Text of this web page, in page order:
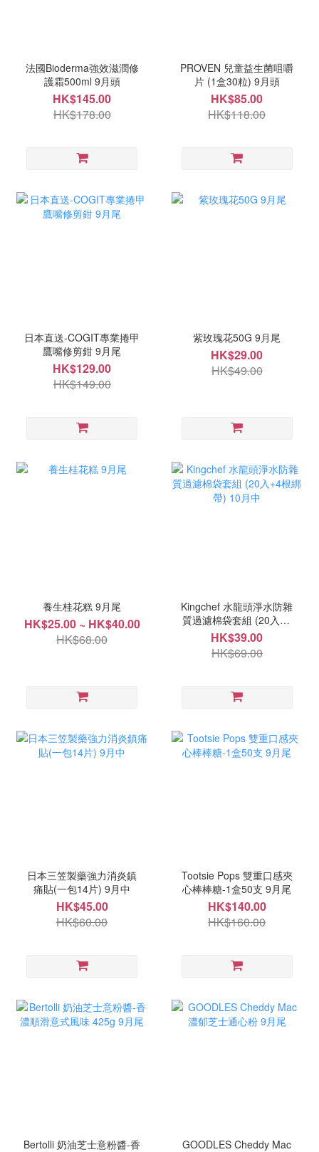
法國Bioderma強效滋潤修
護霜500ml 9月頭
HK$145.00
HK$178.00
PROVEN 兒童益生菌咀嚼
片 (1盒30粒) 9月頭
HK$85.00
HK$118.00
日本直送-COGIT專業捲甲
鷹嘴修剪鉗 9月尾
HK$129.00
HK$149.00
紫玫瑰花50G 9月尾
HK$29.00
HK$49.00
養生桂花糕 9月尾
HK$25.00 ~ HK$40.00
HK$68.00
Kingchef 水龍頭淨水防雜
質過濾棉袋套組 (20入+4
根綁帶) 10月中
HK$39.00
HK$69.00
日本三笠製藥強力消炎鎮
痛貼(一包14片) 9月中
HK$45.00
HK$60.00
Tootsie Pops 雙重口感夾
心棒棒糖-1盒50支 9月尾
HK$140.00
HK$160.00
Bertolli 奶油芝士意粉醬-香
GOODLES Cheddy Mac